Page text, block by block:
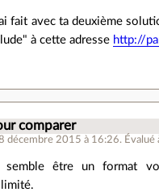
fait avec ta deuxième
à cette adresse http://
comparer
décembre 2015 à 16:26. Évalué
semble être un format